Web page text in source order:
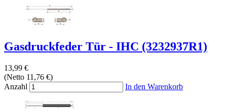
Gasdruckfeder Tür - IHC (3232937R1)
13,99 €
(Netto 11,76 €)
Anzahl
In den Warenkorb